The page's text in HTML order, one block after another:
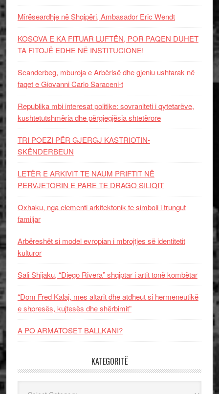
Mirëseardhje në Shqipëri, Ambasador Eric Wendt
KOSOVA E KA FITUAR LUFTËN, POR PAQEN DUHET
TA FITOJË EDHE NË INSTITUCIONE!
Scanderbeg, mburoja e Arbërisë dhe gjeniu ushtarak në
faqet e Giovanni Carlo Saraceni-t
Republika mbi interesat politike: sovraniteti i qytetarëve,
kushtetutshmëria dhe përgjegjësia shtetërore
TRI POEZI PËR GJERGJ KASTRIOTIN-
SKËNDERBEUN
LETËR E ARKIVIT TE NAUM PRIFTIT NË
PERVJETORIN E PARE TE DRAGO SILIQIT
Oxhaku, nga elementi arkitektonik te simboli i trungut
familjar
Arbëreshët si model evropian i mbrojtjes së identitetit
kulturor
Sali Shijaku, “Diego Rivera” shqiptar i artit tonë kombëtar
“Dom Fred Kalaj, mes altarit dhe atdheut si hermeneutikë
e shpresës, kujtesës dhe shërbimit”
A PO ARMATOSET BALLKANI?
KATEGORITË